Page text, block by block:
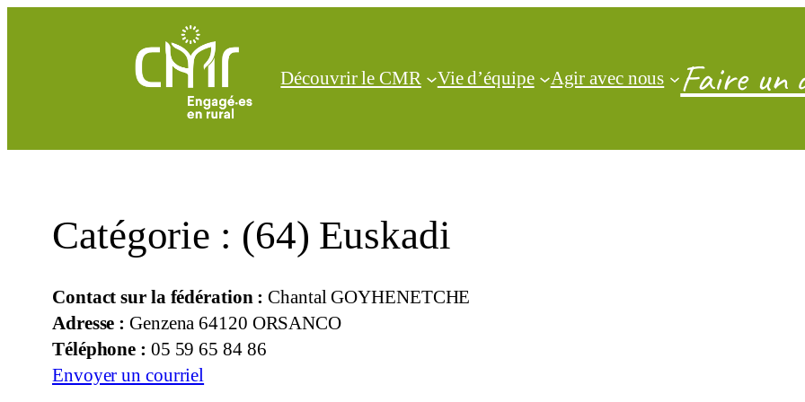
Découvrir le CMR Vie d’équipe Agir avec nous Faire un
Catégorie : (64) Euskadi
Contact sur la fédération :Chantal GOYHENETCHE
Adresse : Genzena 64120 ORSANCO
Téléphone : 05 59 65 84 86
Envoyer un courriel